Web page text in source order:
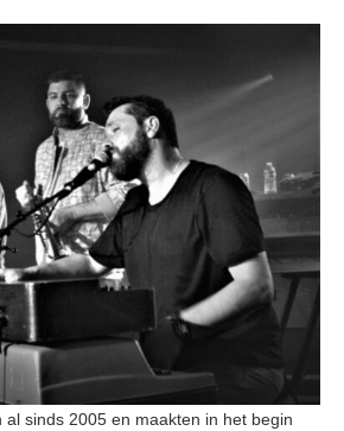
al sinds 2005 en maakten in het begin